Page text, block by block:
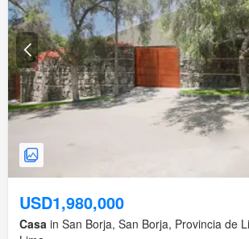
USD1,980,000
Casa in San Borja, San Borja, Provincia de